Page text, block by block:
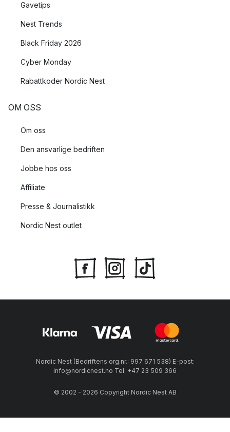
Gavetips
Nest Trends
Black Friday 2026
Cyber Monday
Rabattkoder Nordic Nest
OM OSS
Om oss
Den ansvarlige bedriften
Jobbe hos oss
Affiliate
Presse & Journalistikk
Nordic Nest outlet
Nordic Nest (Bedriftens org.nr.: 997 671 538) E-post:
info@nordicnest.no Tel: +47 23 509 366
© 2002 - 2026 Copyright Nordic Nest AB